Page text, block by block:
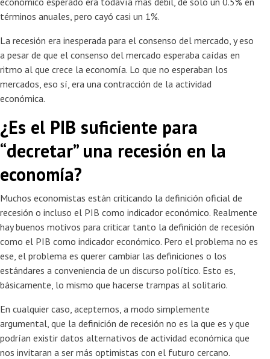
términos anuales, pero cayó casi un 1%.
La recesión era inesperada para el consenso del mercado, y eso
a pesar de que el consenso del mercado esperaba caídas en
ritmo al que crece la economía. Lo que no esperaban los
mercados, eso sí, era una contracción de la actividad
económica.
¿Es el PIB suficiente para
“decretar” una recesión en la
economía?
Muchos economistas están criticando la definición oficial de
recesión o incluso el PIB como indicador económico. Realmente
hay buenos motivos para criticar tanto la definición de recesión
como el PIB como indicador económico. Pero el problema no es
ese, el problema es querer cambiar las definiciones o los
estándares a conveniencia de un discurso político. Esto es,
básicamente, lo mismo que hacerse trampas al solitario.
En cualquier caso, aceptemos, a modo simplemente
argumental, que la definición de recesión no es la que es y que
podrían existir datos alternativos de actividad económica que
nos invitaran a ser más optimistas con el futuro cercano.